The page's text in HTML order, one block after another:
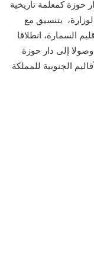
حوزة كمعلمة تاريخية
بتنسيق مع
السمارة، انطلاقا
إلى دار حوزة
الجنوبية للمملكة